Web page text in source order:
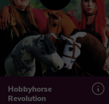
Hobbyhorse
Revolution